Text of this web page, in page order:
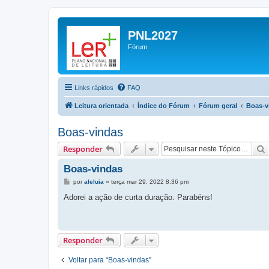
PNL2027
Fórum
Links rápidos FAQ
Leitura orientada Índice do Fórum Fórum geral Boas-
Boas-vindas
Responder
Boas-vindas
M
n
m
poraleluia » terça mar 29, 2022 8:36 pm
Adorei a ação de curta duração. Parabéns!
Responder
Voltar para “Boas-vindas”